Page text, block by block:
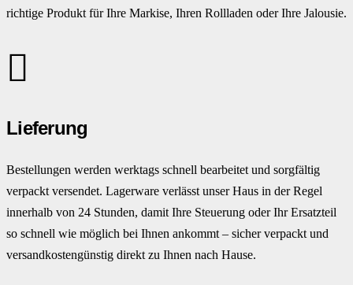
richtige Produkt für Ihre Markise, Ihren Rollladen oder Ihre Jalousie.
Lieferung
Bestellungen werden werktags schnell bearbeitet und sorgfältig
verpackt versendet. Lagerware verlässt unser Haus in der Regel
innerhalb von 24 Stunden, damit Ihre Steuerung oder Ihr Ersatzteil
so schnell wie möglich bei Ihnen ankommt – sicher verpackt und
versandkostengünstig direkt zu Ihnen nach Hause.